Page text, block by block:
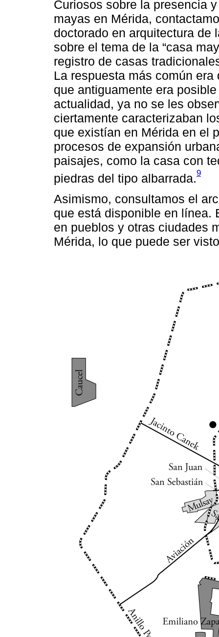
Curiosos sobre la presencia
mayas en Mérida,
doctorado en arquitectura de
sobre el tema de la “casa
registro de casas
La respuesta más común
que antiguamente era
actualidad, ya no se les
ciertamente caracterizaban
que existían en Mérida en el
procesos de expansión
paisajes, como la casa con
piedras del tipo albarrada.9
Asimismo, consultamos el
que está disponible en línea.
en pueblos y otras ciudades
Mérida, lo que puede ser